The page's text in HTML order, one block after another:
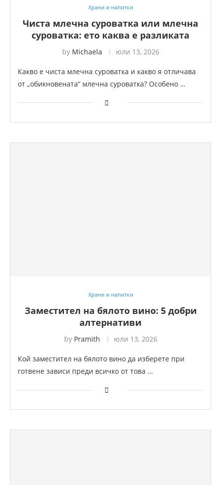
Храни и напитки
Чиста млечна суроватка или млечна
суроватка: ето каква е разликата
by Michaela юли 13, 2026
Какво е чиста млечна суроватка и какво я отличава
от „обикновената“ млечна суроватка? Особено …
Храни и напитки
Заместител на бялото вино: 5 добри
алтернативи
by Pramith юли 13, 2026
Кой заместител на бялото вино да изберете при
готвене зависи преди всичко от това …